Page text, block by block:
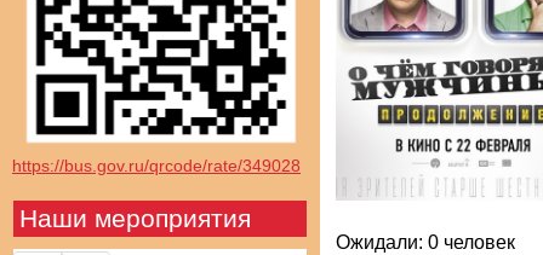
https://bus.gov.ru/qrcode/rate/349028
Наши мероприятия
Ожидали: 0 человек